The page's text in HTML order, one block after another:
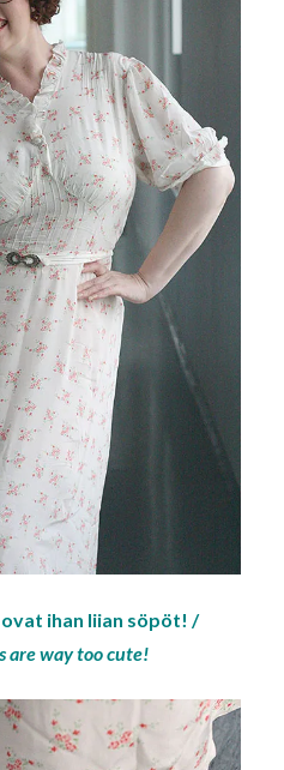
ihan liian söpöt! /
are way too cute!